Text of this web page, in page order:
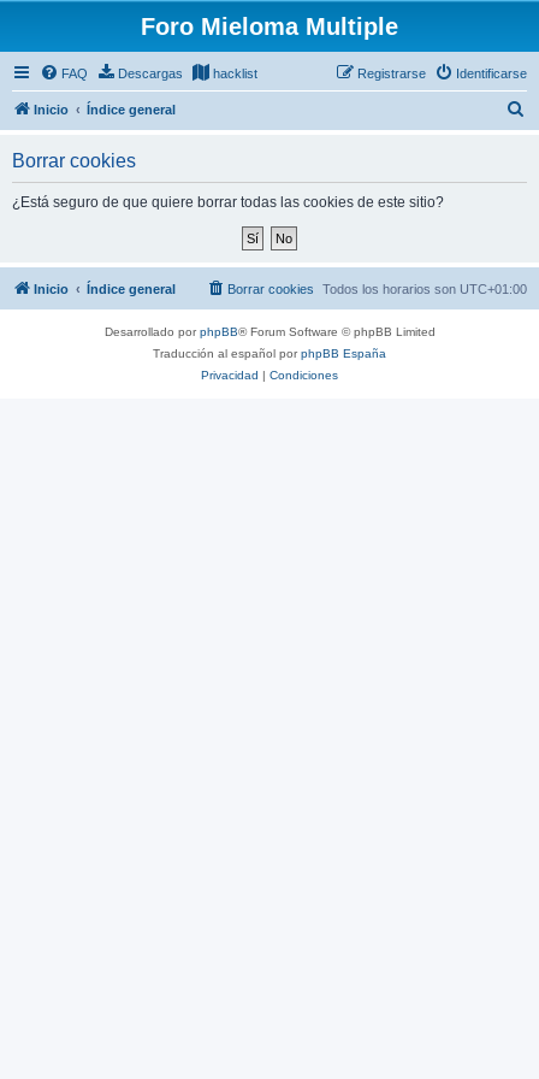
Foro Mieloma Multiple
FAQ Descargas hacklist Identificarse
Registrarse
Inicio Índice general
Borrar cookies
¿Está seguro de que quiere borrar todas las cookies de este sitio?
Inicio Índice general Todos los horarios son UTC+01:00
Borrar cookies
Desarrollado porphpBB® Forum Software © phpBB Limited
Traducción al español porphpBB España
Privacidad | Condiciones